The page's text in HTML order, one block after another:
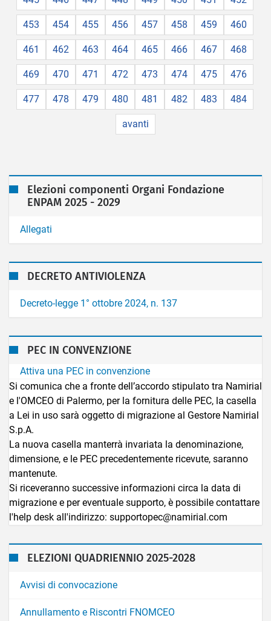
453 454 455 456 457 458 459 460
461 462 463 464 465 466 467 468
469 470 471 472 473 474 475 476
477 478 479 480 481 482 483 484
avanti
Elezioni componenti Organi Fondazione
ENPAM 2025 - 2029
Allegati
DECRETO ANTIVIOLENZA
Decreto-legge 1° ottobre 2024, n. 137
PEC IN CONVENZIONE
Attiva una PEC in convenzione
Si comunica che a fronte dell’accordo stipulato tra Namirial
e l'OMCEO di Palermo, per la fornitura delle PEC, la casella
a Lei in uso sarà oggetto di migrazione al Gestore Namirial
S.p.A.
La nuova casella manterrà invariata la denominazione,
dimensione, e le PEC precedentemente ricevute, saranno
mantenute.
Si riceveranno successive informazioni circa la data di
migrazione e per eventuale supporto, è possibile contattare
l'help desk all'indirizzo: supportopec@namirial.com
ELEZIONI QUADRIENNIO 2025-2028
Avvisi di convocazione
Annullamento e Riscontri FNOMCEO